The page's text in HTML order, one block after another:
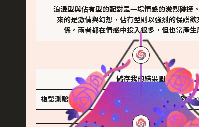
浪漫型與佔有型的配對是一場情感的激烈碰撞
來的是激情與幻想，佔有型則以強烈的保護欲
係。兩者都在情感中投入很多，但也常產生
儲存我的結果圖
複製測驗連結 查看香氛類型全解析